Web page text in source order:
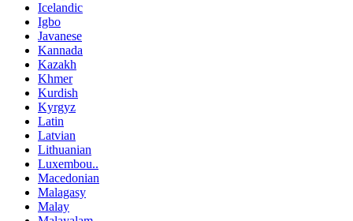
Icelandic
Igbo
Javanese
Kannada
Kazakh
Khmer
Kurdish
Kyrgyz
Latin
Latvian
Lithuanian
Luxembou..
Macedonian
Malagasy
Malay